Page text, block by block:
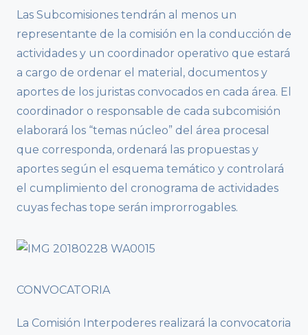
Las Subcomisiones tendrán al menos un
representante de la comisión en la conducción de
actividades y un coordinador operativo que estará
a cargo de ordenar el material, documentos y
aportes de los juristas convocados en cada área. El
coordinador o responsable de cada subcomisión
elaborará los “temas núcleo” del área procesal
que corresponda, ordenará las propuestas y
aportes según el esquema temático y controlará
el cumplimiento del cronograma de actividades
cuyas fechas tope serán improrrogables.
CONVOCATORIA
La Comisión Interpoderes realizará la convocatoria